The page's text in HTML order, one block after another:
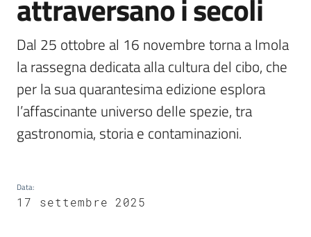
V
s
i
a
r
e
I
l
attraversano i secoli
Dal 25 ottobre al 16 novembre torna a Imola
la rassegna dedicata alla cultura del cibo, che
per la sua quarantesima edizione esplora
l’affascinante universo delle spezie, tra
gastronomia, storia e contaminazioni.
Data:
17 settembre 2025